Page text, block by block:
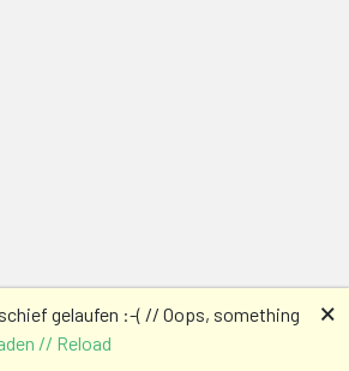
gelaufen :-( // Oops, something
// Reload
🗙